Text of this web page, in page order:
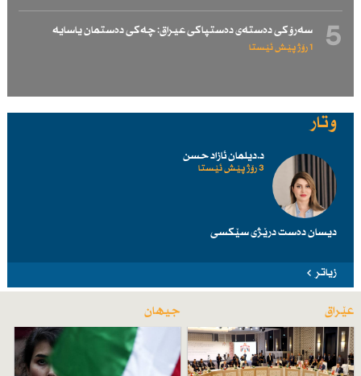
5 سەرۆكی دەستەی دەستپاكی عیراق: چەكی دەستمان یاسایە
1 رۆژ پێش ئێستا
وتار
د.دیلمان ئازاد حسن
3 رۆژ پێش ئێستا
دیسان دەست درێژی سێكسی
زیاتر
عێراق جیهان